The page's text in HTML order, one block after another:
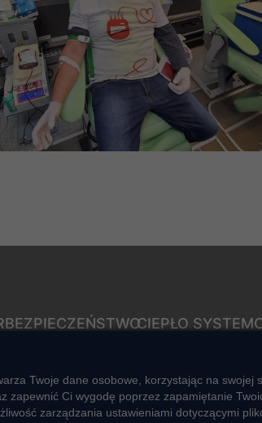
CIEPŁO
Usługi okołociepłownicze
Twoje dane osobowe, korzystając na
Ci wygodę poprzez zapamiętanie
zarządzania ustawieniami dotyczącymi